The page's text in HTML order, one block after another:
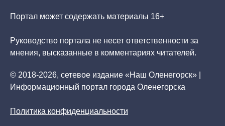
Портал может содержать материалы 16+
Руководство портала не несет ответственности за
мнения, высказанные в комментариях читателей.
© 2018-2026, сетевое издание «Наш Оленегорск» |
Информационный портал города Оленегорска
Политика конфиденциальности